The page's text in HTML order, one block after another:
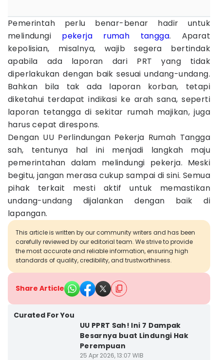
Pemerintah perlu benar-benar hadir untuk
melindungi pekerja rumah tangga. Aparat
kepolisian, misalnya, wajib segera bertindak
apabila ada laporan dari PRT yang tidak
diperlakukan dengan baik sesuai undang-undang.
Bahkan bila tak ada laporan korban, tetapi
diketahui terdapat indikasi ke arah sana, seperti
laporan tetangga di sekitar rumah majikan, juga
harus cepat direspons.
Dengan UU Perlindungan Pekerja Rumah Tangga
sah, tentunya hal ini menjadi langkah maju
pemerintahan dalam melindungi pekerja. Meski
begitu, jangan merasa cukup sampai di sini. Semua
pihak terkait mesti aktif untuk memastikan
undang-undang dijalankan dengan baik di
lapangan.
This article is written by our community writers and has been
carefully reviewed by our editorial team. We strive to provide
the most accurate and reliable information, ensuring high
standards of quality, credibility, and trustworthiness.
Share Article
Curated For You
UU PPRT Sah! Ini 7 Dampak
Besarnya buat Lindungi Hak
Perempuan
25 Apr 2026, 13:07 WIB